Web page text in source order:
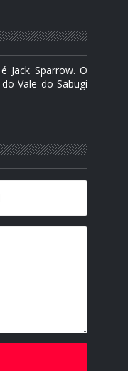
Jack Sparrow. O
Vale do Sabugi